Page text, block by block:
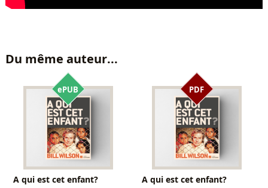
Du même auteur...
ePUB
A qui est cet enfant?
PDF
A qui est cet enfant?